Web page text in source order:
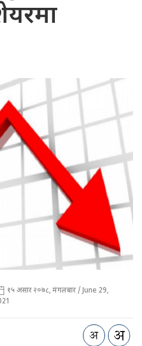
१५ असार २०७८, मंगलबार / June 29,